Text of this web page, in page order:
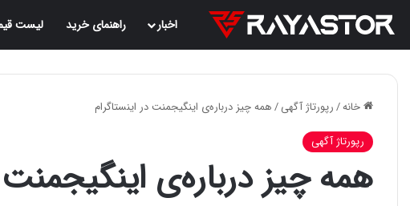
اخبار راهنمای خرید لیست
خانه/رپورتاژ آگهی/همه چیز درباره‌ی اینگیجمنت در اینستاگرام
رپورتاژ آگهی
همه چیز درباره‌ی اینگیجمنت